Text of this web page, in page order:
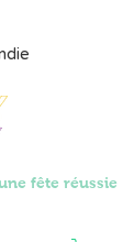
fête réussie